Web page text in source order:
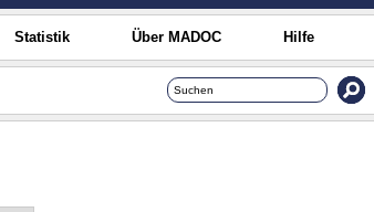
Statistik Über MADOC Hilfe